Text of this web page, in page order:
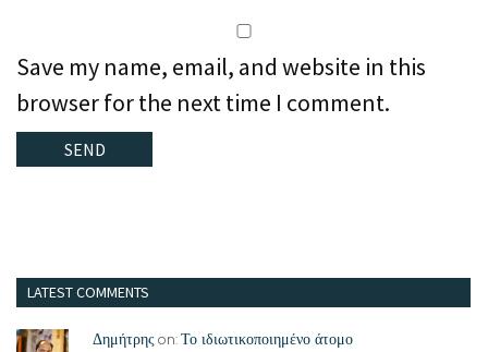
Save my name, email, and website in this
browser for the next time I comment.
LATEST COMMENTS
Δημήτρηςon:Το ιδιωτικοποιημένο άτομο